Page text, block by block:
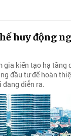
huy động
gia kiến tạo hạ tầng
đầu tư để hoàn
đang diễn ra.